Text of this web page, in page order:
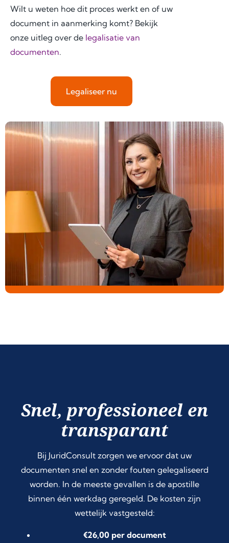
Wilt u weten hoe dit proces werkt en of uw
document in aanmerking komt? Bekijk
onze uitleg over de legalisatie van
documenten.
Legaliseer nu
Snel, professioneel en
transparant
Bij JuridConsult zorgen we ervoor dat uw
documenten snel en zonder fouten gelegaliseerd
worden. In de meeste gevallen is de apostille
binnen één werkdag geregeld. De kosten zijn
wettelijk vastgesteld:
€26,00 per document